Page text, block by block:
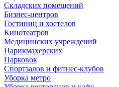
Складских помещений
Бизнес-центров
Гостиниц и хостелов
Кинотеатров
Медицинских учреждений
Парикмахерских
Парковок
Спортзалов и фитнес-клубов
Уборка метро